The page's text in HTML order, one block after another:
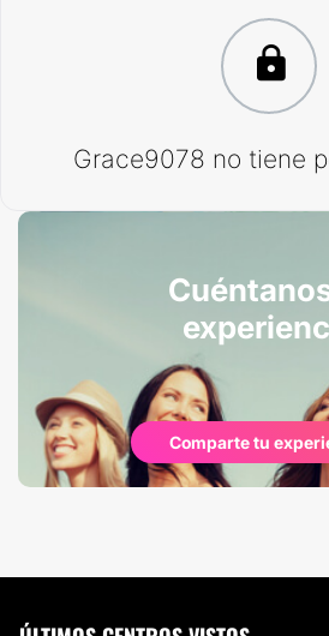
Grace9078 no tiene
Comparte tu